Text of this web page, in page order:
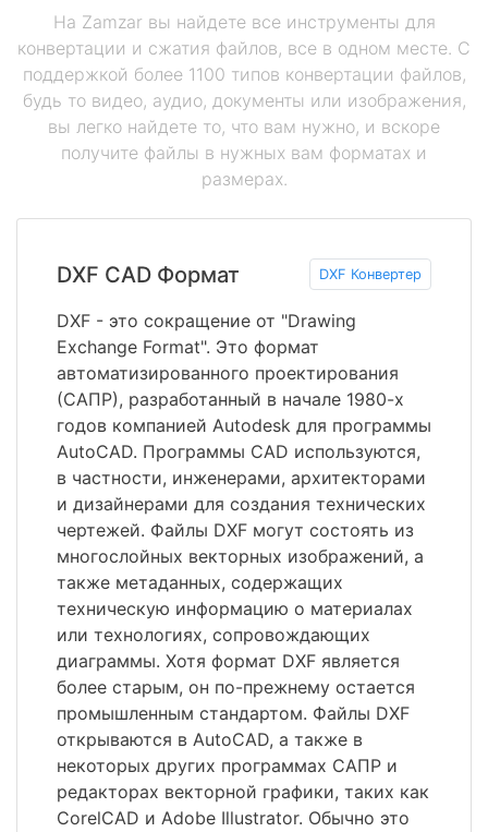
На Zamzar вы найдете все инструменты для
конвертации и сжатия файлов, все в одном месте. С
поддержкой более 1100 типов конвертации файлов,
будь то видео, аудио, документы или изображения,
вы легко найдете то, что вам нужно, и вскоре
получите файлы в нужных вам форматах и
размерах.
DXF CAD Формат DXF Конвертер
DXF - это сокращение от "Drawing
Exchange Format". Это формат
автоматизированного проектирования
(САПР), разработанный в начале 1980-х
годов компанией Autodesk для программы
AutoCAD. Программы CAD используются,
в частности, инженерами, архитекторами
и дизайнерами для создания технических
чертежей. Файлы DXF могут состоять из
многослойных векторных изображений, а
также метаданных, содержащих
техническую информацию о материалах
или технологиях, сопровождающих
диаграммы. Хотя формат DXF является
более старым, он по-прежнему остается
промышленным стандартом. Файлы DXF
открываются в AutoCAD, а также в
некоторых других программах САПР и
редакторах векторной графики, таких как
CorelCAD и Adobe Illustrator. Обычно это